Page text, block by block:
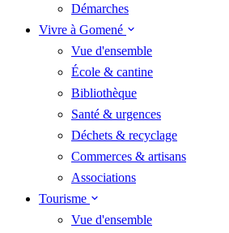
Démarches
Vivre à Gomené
Vue d'ensemble
École & cantine
Bibliothèque
Santé & urgences
Déchets & recyclage
Commerces & artisans
Associations
Tourisme
Vue d'ensemble